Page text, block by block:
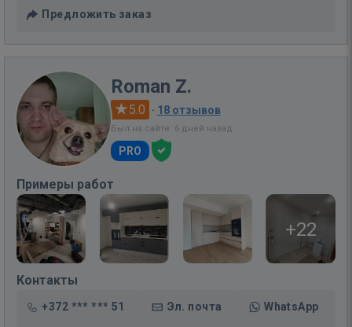
Предложить заказ
Roman Z.
5.0 · 18 отзывов
Был на сайте: 6 дней назад
PRO
Примеры работ
+22
Контакты
+372 *** *** 51 Эл. почта WhatsApp